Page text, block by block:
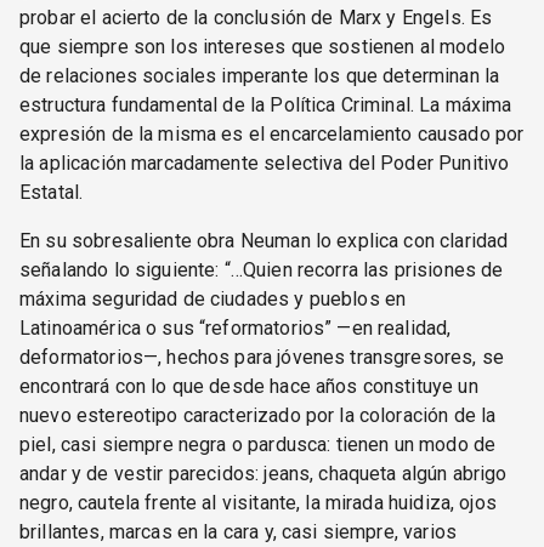
probar el acierto de la conclusión de Marx y Engels. Es
que siempre son los intereses que sostienen al modelo
de relaciones sociales imperante los que determinan la
estructura fundamental de la Política Criminal. La máxima
expresión de la misma es el encarcelamiento causado por
la aplicación marcadamente selectiva del Poder Punitivo
Estatal.
En su sobresaliente obra Neuman lo explica con claridad
señalando lo siguiente: “…Quien recorra las prisiones de
máxima seguridad de ciudades y pueblos en
Latinoamérica o sus “reformatorios” —en realidad,
deformatorios—, hechos para jóvenes transgresores, se
encontrará con lo que desde hace años constituye un
nuevo estereotipo caracterizado por la coloración de la
piel, casi siempre negra o pardusca: tienen un modo de
andar y de vestir parecidos: jeans, chaqueta algún abrigo
negro, cautela frente al visitante, la mirada huidiza, ojos
brillantes, marcas en la cara y, casi siempre, varios